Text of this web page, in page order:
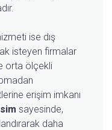
ise dış
isteyen firmalar
orta ölçekli
erişim imkanı
sayesinde,
daha